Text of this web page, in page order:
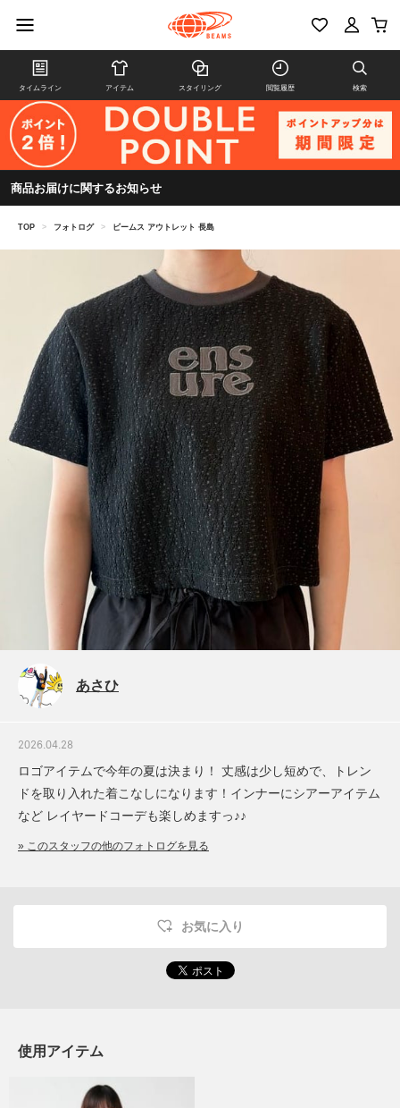
タイムライン アイテム スタイリング 閲覧履歴 検索
商品お届けに関するお知らせ
TOP > フォトログ > ビームス アウトレット 長島
あさひ
2026.04.28
ロゴアイテムで今年の夏は決まり！ 丈感は少し短めで、トレン
ドを取り入れた着こなしになります！インナーにシアーアイテム
など レイヤードコーデも楽しめますっ♪♪
» このスタッフの他のフォトログを見る
お気に入り
使用アイテム